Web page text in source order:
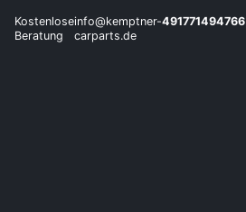
Kostenlose
Beratung
info@kemptner-
carparts.de
491771494766